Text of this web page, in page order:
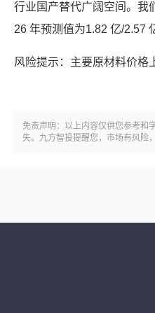
行业国产替代广阔空间。我
26 年预测值为1.82 亿/2.57
风险提示：主要原材料价格
免责声明：以上内容仅供您参考和
失。九方智投提醒您，市场有风险